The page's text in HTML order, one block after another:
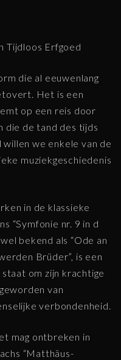
Tijdloos Erfgoed
die al eeuwenlang
Het is een
op een reis door
die de tand des tijds
we enkele van de
muziekgeschiedenis
in de klassieke
“Symfonie nr. 9 in d
bekend als “Ode an
Brüder”, is een
om zijn krachtige
van
verbondenheid.
mag ontbreken in
“Matthäus-